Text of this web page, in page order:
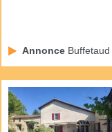
Annonce Buffetaud